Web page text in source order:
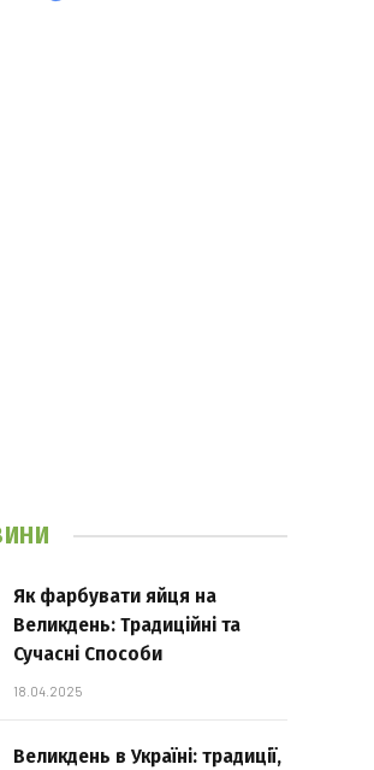
Як фарбувати яйця на
Великдень: Традиційні та
Сучасні Способи
18.04.2025
Великдень в Україні: традиції,